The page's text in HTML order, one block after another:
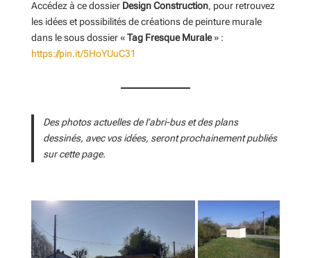
Accédez à ce dossier Design Construction, pour retrouvez
les idées et possibilités de créations de peinture murale
dans le sous dossier «Tag Fresque Murale» :
https://pin.it/5HoYUuC31
Des photos actuelles de l’abri-bus et des plans
dessinés, avec vos idées, seront prochainement publiés
sur cette page.